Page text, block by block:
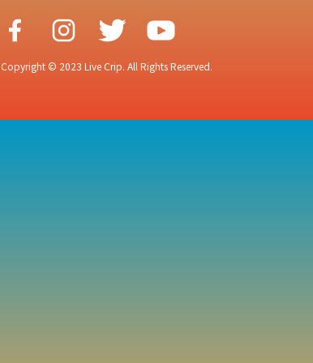
Copyright © 2023 Live Crip. All Rights Reserved.